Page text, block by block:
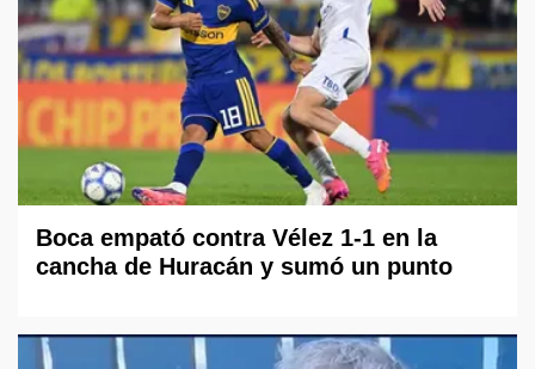
Boca empató contra Vélez 1-1 en la
cancha de Huracán y sumó un punto